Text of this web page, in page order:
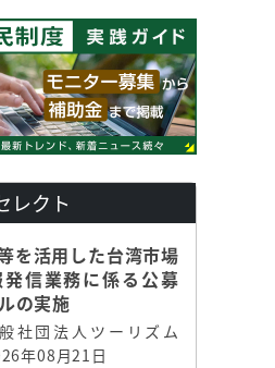
レクト
を活用した台湾市場
信業務に係る公募
の実施
社団法人ツーリズム
年08月21日